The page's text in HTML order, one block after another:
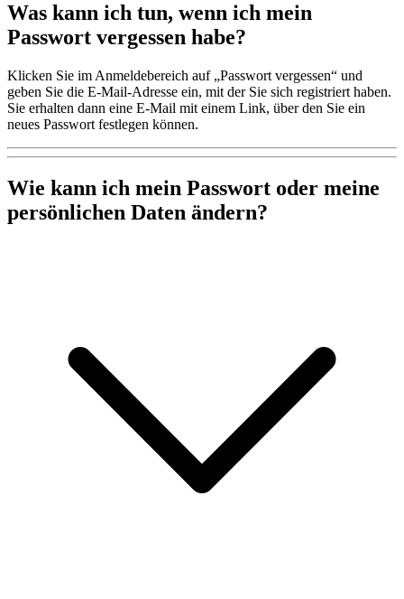
Was kann ich tun, wenn ich mein
Passwort vergessen habe?
Klicken Sie im Anmeldebereich auf „Passwort vergessen“ und
geben Sie die E-Mail-Adresse ein, mit der Sie sich registriert haben.
Sie erhalten dann eine E-Mail mit einem Link, über den Sie ein
neues Passwort festlegen können.
Wie kann ich mein Passwort oder meine
persönlichen Daten ändern?